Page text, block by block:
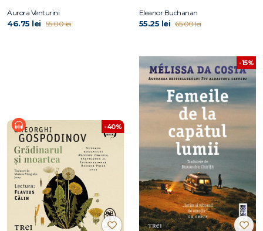
Aurora Venturini
46.75 lei 55.00 lei
Eleanor Buchanan
55.25 lei 65.00 lei
-40%
-15%